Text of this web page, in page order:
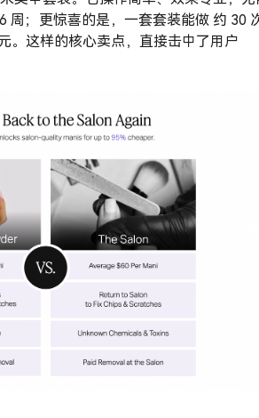
周；更惊喜的是，一套套装能做 约 30
。这样的核心卖点，直接击中了用户